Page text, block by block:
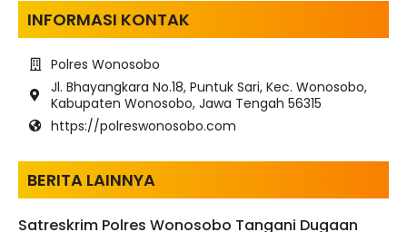
INFORMASI KONTAK
Polres Wonosobo
Jl. Bhayangkara No.18, Puntuk Sari, Kec. Wonosobo,
Kabupaten Wonosobo, Jawa Tengah 56315
https://polreswonosobo.com
BERITA LAINNYA
Satreskrim Polres Wonosobo Tangani Dugaan